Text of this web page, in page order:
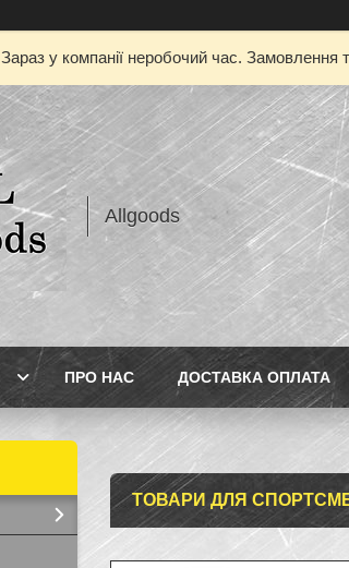
Зараз у компанії неробочий час. Замовлення
Allgoods
ПРО НАС ДОСТАВКА ОПЛАТА
ТОВАРИ ДЛЯ